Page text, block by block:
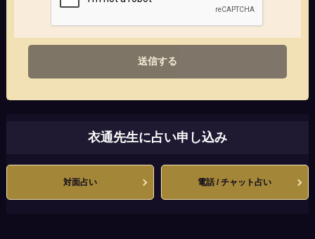
送信する
衣通先生に占い申し込み
対面占い 電話 / チャット占い